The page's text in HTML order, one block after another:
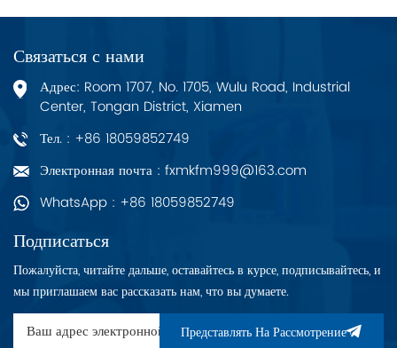
Связаться с нами
Адрес: Room 1707, No. 1705, Wulu Road, Industrial
Center, Tongan District, Xiamen
Тел. : +86 18059852749
Электронная почта : fxmkfm999@163.com
WhatsApp : +86 18059852749
Подписаться
Пожалуйста, читайте дальше, оставайтесь в курсе, подписывайтесь, и
мы приглашаем вас рассказать нам, что вы думаете.
Представлять На Рассмотрение